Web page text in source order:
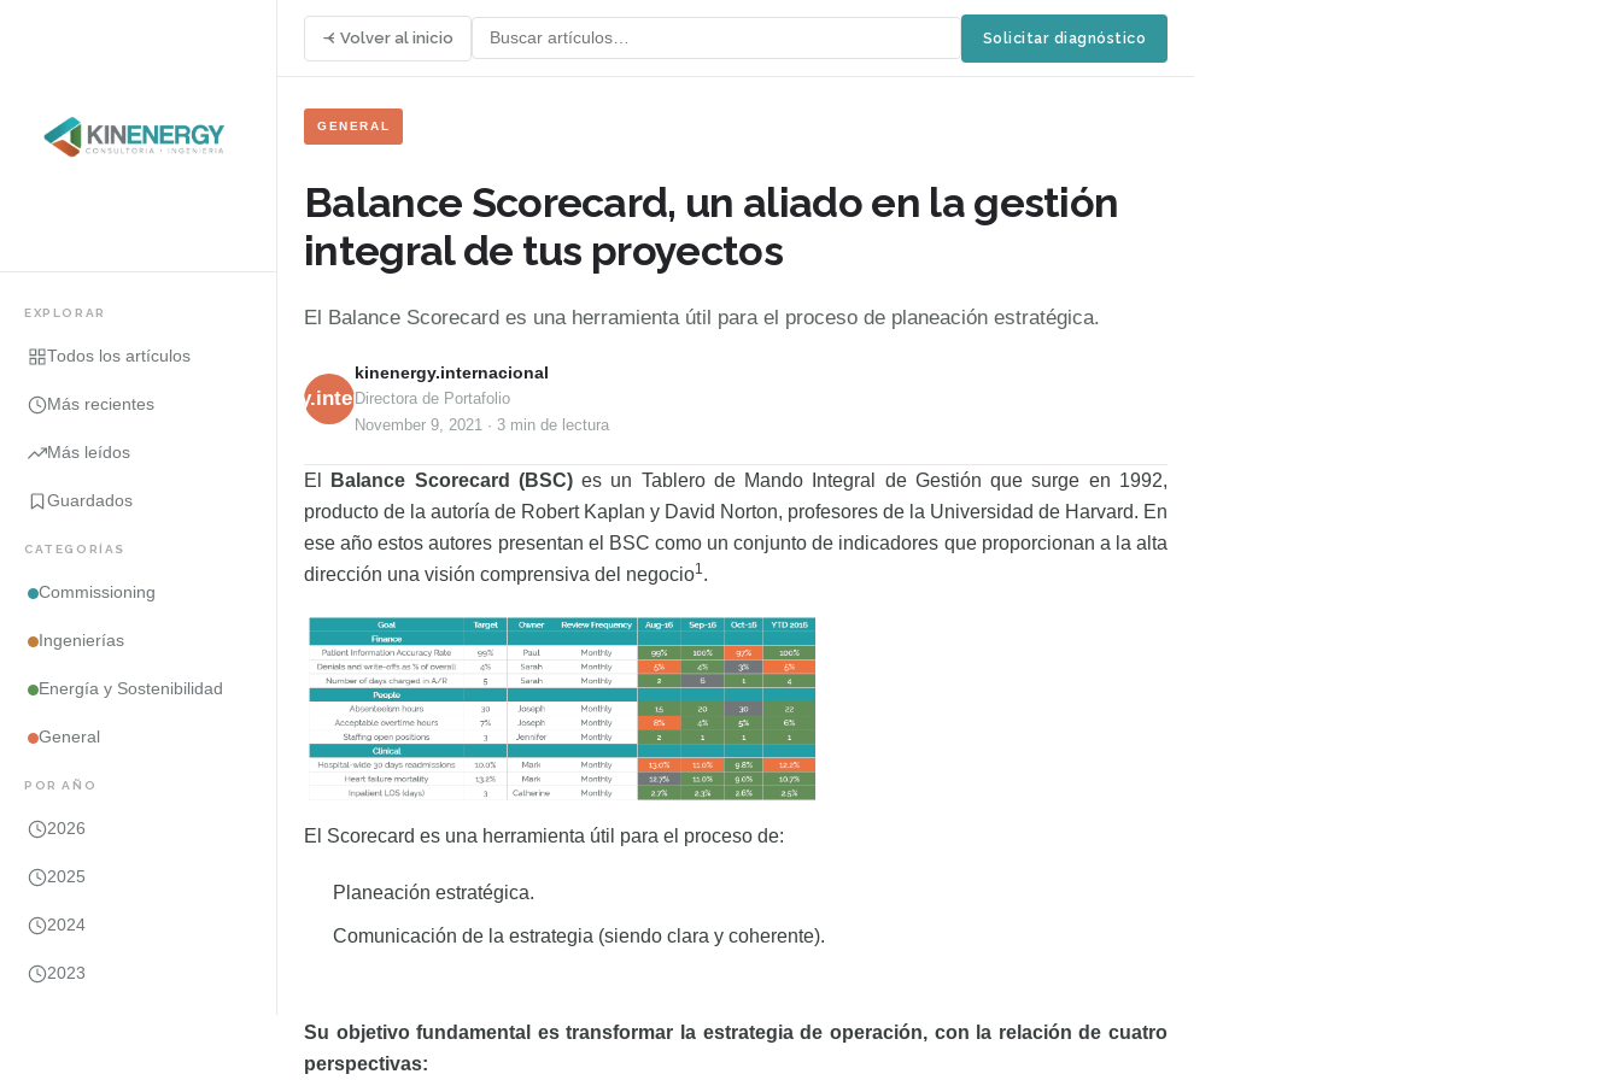
EXPLORAR
Todos los artículos
Más recientes
Más leídos
Guardados
CATEGORÍAS
Commissioning
Ingenierías
Energía y Sostenibilidad
General
POR AÑO
2026
2025
2024
2023
Volver al inicio Solicitar diagnóstico
GENERAL
Balance Scorecard, un aliado en la gestión
integral de tus proyectos
El Balance Scorecard es una herramienta útil para el proceso de planeación estratégica.
kinenergy.internacional
kinenergy.internacional
Directora de Portafolio
November 9, 2021 · 3 min de lectura
El Balance Scorecard (BSC)es un Tablero de Mando Integral de Gestión que surge en 1992,
producto de la autoría de Robert Kaplan y David Norton, profesores de la Universidad de Harvard. En
ese año estos autores presentan el BSC como un conjunto de indicadores que proporcionan a la alta
dirección una visión comprensiva del negocio1 .
El Scorecard es una herramienta útil para el proceso de:
Planeación estratégica.
Comunicación de la estrategia (siendo clara y coherente).
Su objetivo fundamental es transformar la estrategia de operación, con la relación de cuatro
perspectivas: